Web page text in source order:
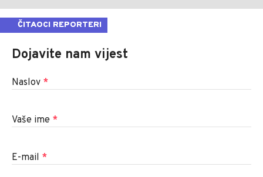
ČITAOCI REPORTERI
Dojavite nam vijest
Naslov *
Vaše ime *
E-mail *